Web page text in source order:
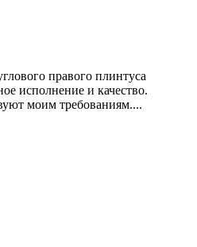
правого плинтуса
исполнение и качество.
моим требованиям....